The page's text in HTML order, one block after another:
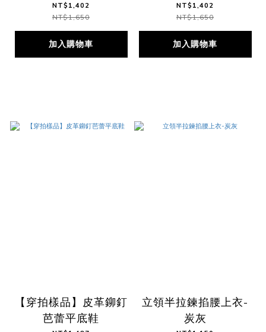
NT$1,402
NT$1,650
加入購物車
NT$1,402
NT$1,650
加入購物車
【穿拍樣品】皮革鉚釘
芭蕾平底鞋
立領半拉鍊掐腰上衣-
炭灰